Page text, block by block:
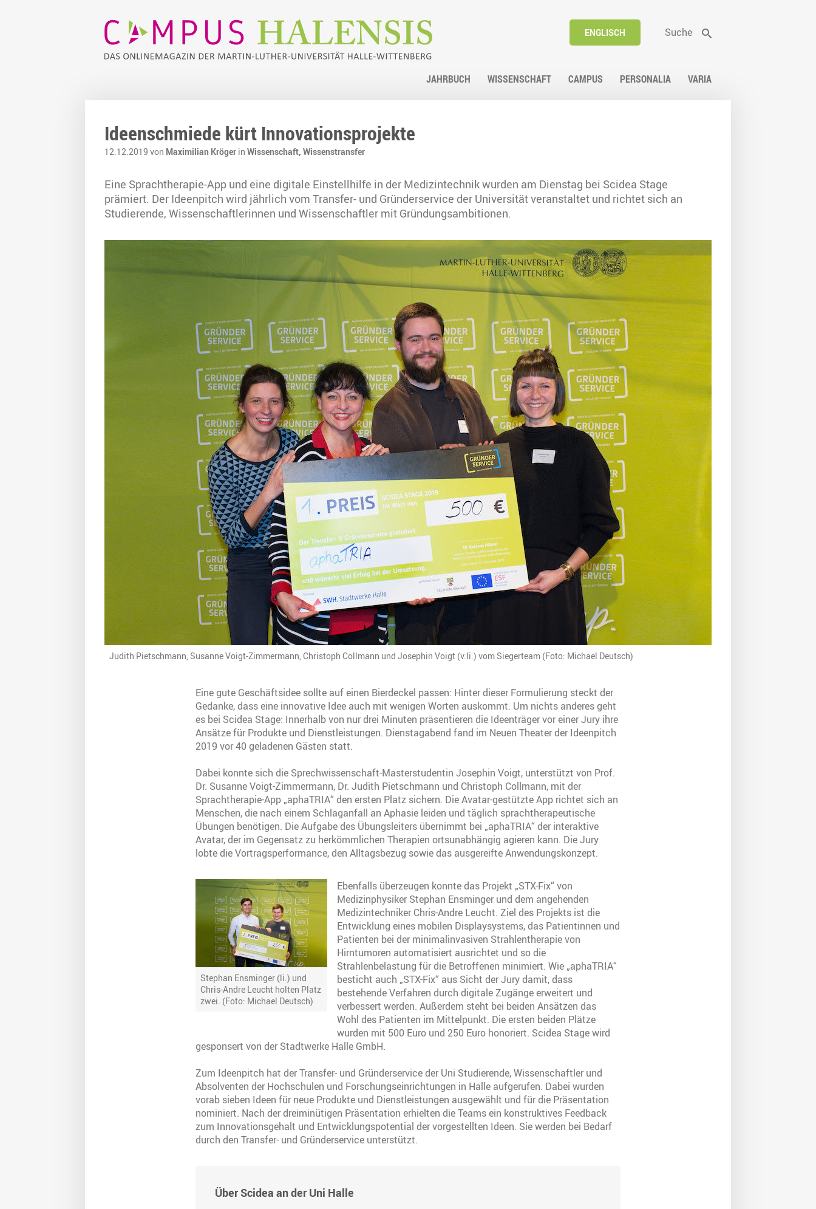
ENGLISCH Suche
JAHRBUCH WISSENSCHAFT CAMPUS PERSONALIA VARIA
Ideenschmiede kürt Innovationsprojekte
12.12.2019 von Maximilian Kröger in Wissenschaft, Wissenstransfer
Eine Sprachtherapie-App und eine digitale Einstellhilfe in der Medizintechnik wurden am Dienstag bei Scidea Stage
prämiert. Der Ideenpitch wird jährlich vom Transfer- und Gründerservice der Universität veranstaltet und richtet sich an
Studierende, Wissenschaftlerinnen und Wissenschaftler mit Gründungsambitionen.
Judith Pietschmann, Susanne Voigt-Zimmermann, Christoph Collmann und Josephin Voigt (v.li.) vom Siegerteam (Foto: Michael Deutsch)
Eine gute Geschäftsidee sollte auf einen Bierdeckel passen: Hinter dieser Formulierung steckt der
Gedanke, dass eine innovative Idee auch mit wenigen Worten auskommt. Um nichts anderes geht
es bei Scidea Stage: Innerhalb von nur drei Minuten präsentieren die Ideenträger vor einer Jury ihre
Ansätze für Produkte und Dienstleistungen. Dienstagabend fand im Neuen Theater der Ideenpitch
2019 vor 40 geladenen Gästen statt.
Dabei konnte sich die Sprechwissenschaft-Masterstudentin Josephin Voigt, unterstützt von Prof.
Dr. Susanne Voigt-Zimmermann, Dr. Judith Pietschmann und Christoph Collmann, mit der
Sprachtherapie-App „aphaTRIA“ den ersten Platz sichern. Die Avatar-gestützte App richtet sich an
Menschen, die nach einem Schlaganfall an Aphasie leiden und täglich sprachtherapeutische
Übungen benötigen. Die Aufgabe des Übungsleiters übernimmt bei „aphaTRIA“ der interaktive
Avatar, der im Gegensatz zu herkömmlichen Therapien ortsunabhängig agieren kann. Die Jury
lobte die Vortragsperformance, den Alltagsbezug sowie das ausgereifte Anwendungskonzept.
Stephan Ensminger (li.) und
Chris-Andre Leucht holten Platz
zwei. (Foto: Michael Deutsch)
Ebenfalls überzeugen konnte das Projekt „STX-Fix“ von
Medizinphysiker Stephan Ensminger und dem angehenden
Medizintechniker Chris-Andre Leucht. Ziel des Projekts ist die
Entwicklung eines mobilen Displaysystems, das Patientinnen und
Patienten bei der minimalinvasiven Strahlentherapie von
Hirntumoren automatisiert ausrichtet und so die
Strahlenbelastung für die Betroffenen minimiert. Wie „aphaTRIA“
besticht auch „STX-Fix“ aus Sicht der Jury damit, dass
bestehende Verfahren durch digitale Zugänge erweitert und
verbessert werden. Außerdem steht bei beiden Ansätzen das
Wohl des Patienten im Mittelpunkt. Die ersten beiden Plätze
wurden mit 500 Euro und 250 Euro honoriert. Scidea Stage wird
gesponsert von der Stadtwerke Halle GmbH.
Zum Ideenpitch hat der Transfer- und Gründerservice der Uni Studierende, Wissenschaftler und
Absolventen der Hochschulen und Forschungseinrichtungen in Halle aufgerufen. Dabei wurden
vorab sieben Ideen für neue Produkte und Dienstleistungen ausgewählt und für die Präsentation
nominiert. Nach der dreiminütigen Präsentation erhielten die Teams ein konstruktives Feedback
zum Innovationsgehalt und Entwicklungspotential der vorgestellten Ideen. Sie werden bei Bedarf
durch den Transfer- und Gründerservice unterstützt.
Über Scidea an der Uni Halle